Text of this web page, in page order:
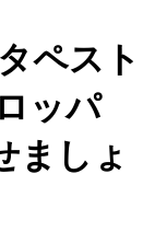
ペスト
ッパ
ましょ